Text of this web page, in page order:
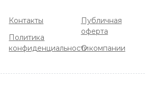
Контакты
Политика
конфиденциальности
Публичная
оферта
О компании